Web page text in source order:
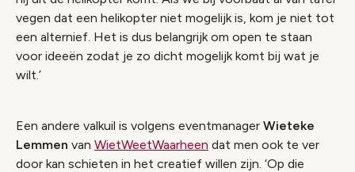
vegen dat een helikopter niet mogelijk is, kom je niet tot
een alternief. Het is dus belangrijk om open te staan
voor ideeën zodat je zo dicht mogelijk komt bij wat je
wilt.’
Een andere valkuil is volgens eventmanager Wieteke
Lemmen van WietWeetWaarheen dat men ook te ver
door kan schieten in het creatief willen zijn. ‘Op die